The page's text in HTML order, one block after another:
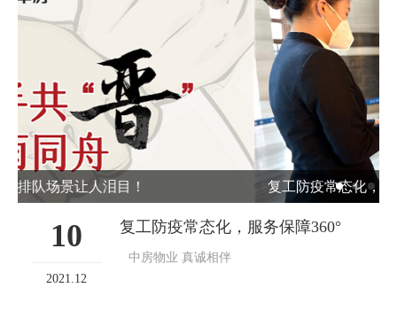
复工防疫常态化，服务保障360°
10
2021.12
复工防疫常态化，服务保障360°
中房物业 真诚相伴